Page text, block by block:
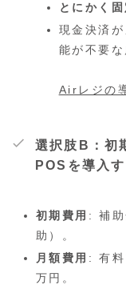
とにかく
現金決済
能が不要な
Airレジの
選択肢B：初
POSを導入
初期費用 : 補
助）。
月額費用 : 有料
万円。